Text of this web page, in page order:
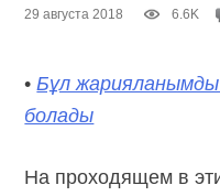
29 августа 2018 6.6K
•Бұл жарияланымды
болады
На проходящем в